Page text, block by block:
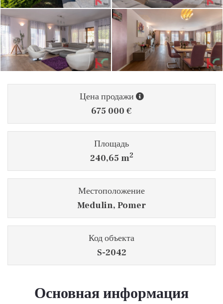
Цена продажи
675 000 €
Площадь
240,65 m2
Местоположение
Medulin, Pomer
Код объекта
S-2042
Основная информация